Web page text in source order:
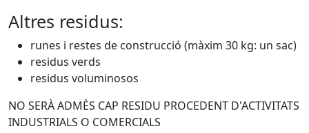
Altres residus:
runes i restes de construcció (màxim 30 kg: un sac)
residus verds
residus voluminosos
NO SERÀ ADMÈS CAP RESIDU PROCEDENT D'ACTIVITATS
INDUSTRIALS O COMERCIALS